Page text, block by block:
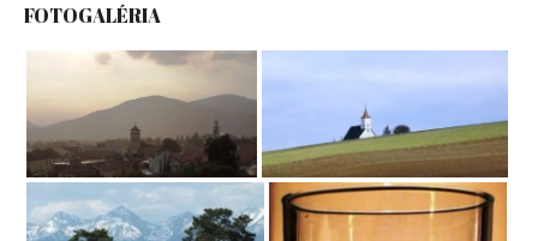
FOTOGALÉRIA